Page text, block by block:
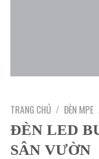
TRANG CHỦ / ĐÈN MPE
ĐÈN LED
SÂN VƯỜN